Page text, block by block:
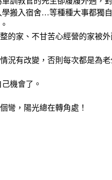
搬入宿舍…等種種大事都獨
的家、不甘苦心經營的家
況有改變，否則每次都是為
機會了。
彎，陽光總在轉角處！